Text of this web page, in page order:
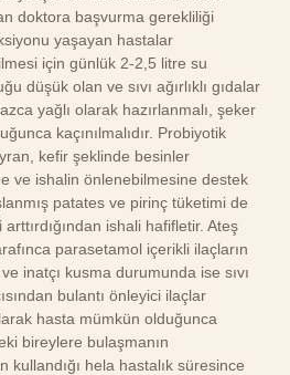
doktora başvurma gerekliliği
yaşayan hastalar
için günlük 2-2,5 litre su
düşük olan ve sıvı ağırlıklı gıdalar
yağlı olarak hazırlanmalı, şeker
kaçınılmalıdır. Probiyotik
kefir şeklinde besinler
ve ishalin önlenebilmesine destek
patates ve pirinç tüketimi de
ishali hafifletir. Ateş
parasetamol içerikli ilaçların
ve inatçı kusma durumunda ise sıvı
bulantı önleyici ilaçlar
hasta mümkün olduğunca
bireylere bulaşmanın
kullandığı hela hastalık süresince